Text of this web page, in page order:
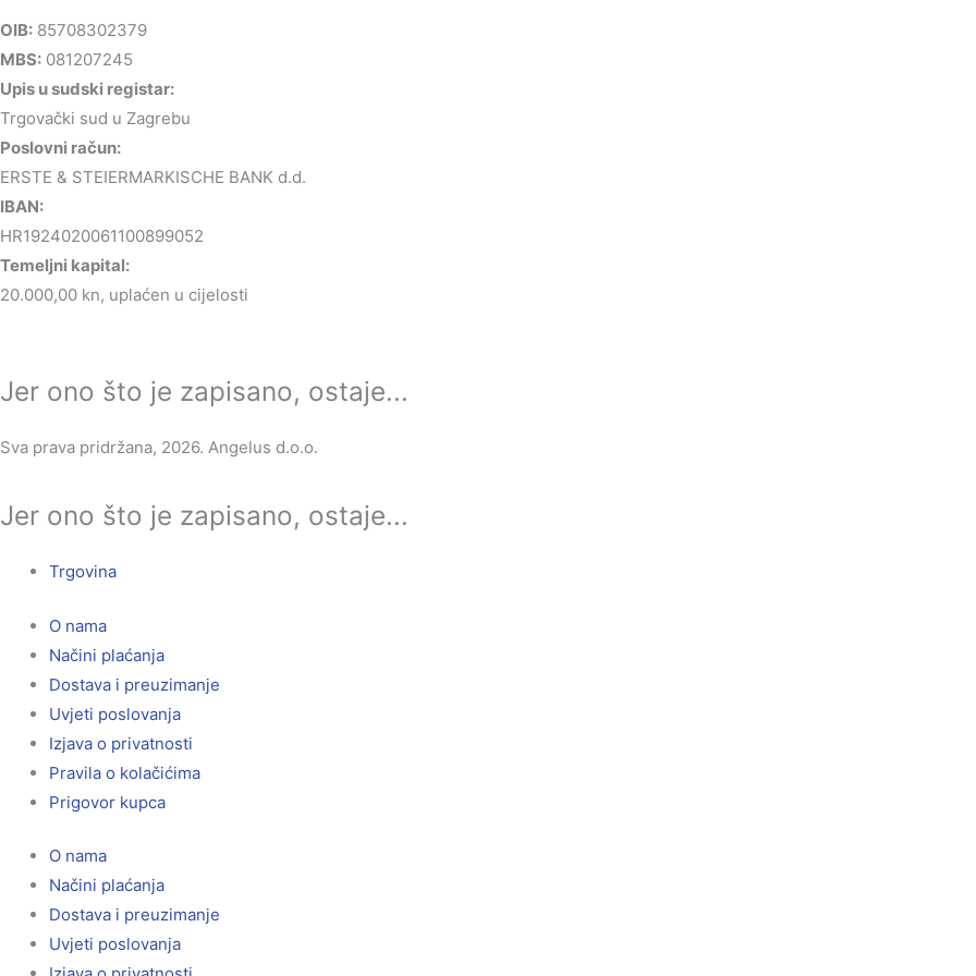
OIB: 85708302379
MBS: 081207245
Upis u sudski registar:
Trgovački sud u Zagrebu
Poslovni račun:
ERSTE & STEIERMARKISCHE BANK d.d.
IBAN:
HR1924020061100899052
Temeljni kapital:
20.000,00 kn, uplaćen u cijelosti
Jer ono što je zapisano, ostaje...
Sva prava pridržana, 2026. Angelus d.o.o.
Jer ono što je zapisano, ostaje...
Trgovina
O nama
Načini plaćanja
Dostava i preuzimanje
Uvjeti poslovanja
Izjava o privatnosti
Pravila o kolačićima
Prigovor kupca
O nama
Načini plaćanja
Dostava i preuzimanje
Uvjeti poslovanja